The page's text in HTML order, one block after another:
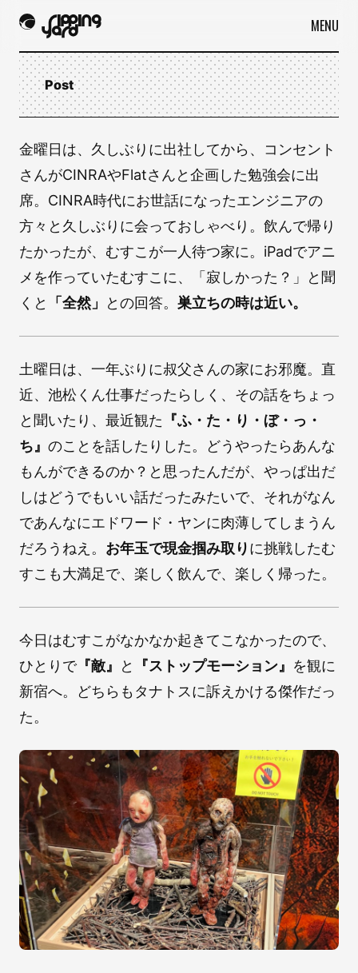
MENU
Post
金曜日は、久しぶりに出社してから、コンセント
さんがCINRAやFlatさんと企画した勉強会に出
席。CINRA時代にお世話になったエンジニアの
方々と久しぶりに会っておしゃべり。飲んで帰り
たかったが、むすこが一人待つ家に。iPadでアニ
メを作っていたむすこに、「寂しかった？」と聞
くと
「全然」 との回答。 巣立ちの時は近い。
土曜日は、一年ぶりに叔父さんの家にお邪魔。直
近、池松くん仕事だったらしく、その話をちょっ
と聞いたり、最近観た 『ふ・た・り・ぼ・っ・
ち』 のことを話したりした。どうやったらあんな
もんができるのか？と思ったんだが、やっぱ出だ
しはどうでもいい話だったみたいで、それがなん
であんなにエドワード・ヤンに肉薄してしまうん
だろうねえ。 お年玉で現金掴み取りに挑戦したむ
すこも大満足で、楽しく飲んで、楽しく帰った。
今日はむすこがなかなか起きてこなかったので、
ひとりで『敵』 と 『ストップモーション』 を観に
新宿へ。どちらもタナトスに訴えかける傑作だっ
た。